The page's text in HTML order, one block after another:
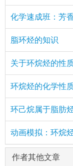
化学速成班：芳
脂环烃的知识
关于环烷烃的性
环烷烃的化学性
环己烷属于脂肪
动画模拟：环烷
作者其他文章